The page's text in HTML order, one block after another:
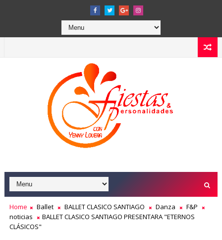
Home Ballet BALLET CLASICO SANTIAGO Danza
F&P
noticias
BALLET CLASICO SANTIAGO PRESENTARA "ETERNOS
CLÁSICOS"